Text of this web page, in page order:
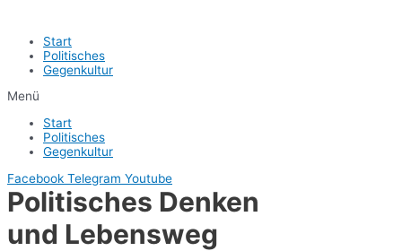
Start
Politisches
Gegenkultur
Menü
Start
Politisches
Gegenkultur
Facebook Telegram Youtube
Politisches Denken
und Lebensweg